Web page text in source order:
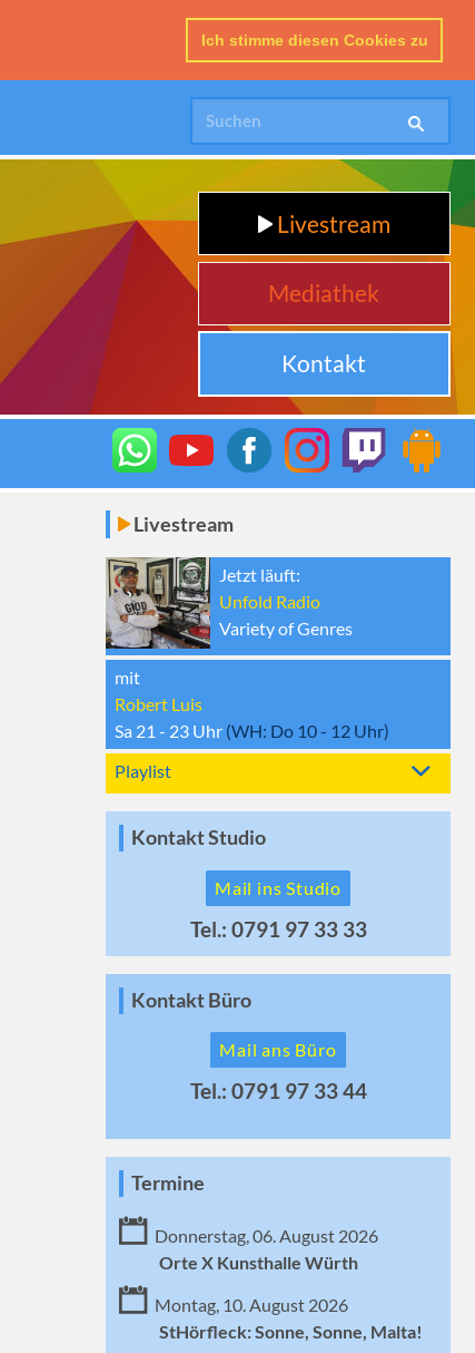
Ich stimme diesen Cookies zu
Livestream
Mediathek
Kontakt
Livestream
Jetzt läuft:
Unfold Radio
Variety of Genres
mit
Robert Luis
Sa 21 - 23 Uhr (WH: Do 10 - 12 Uhr)
Playlist
Kontakt Studio
Mail ins Studio
Tel.: 0791 97 33 33
Kontakt Büro
Mail ans Büro
Tel.: 0791 97 33 44
Termine
Donnerstag, 06. August 2026
Orte X Kunsthalle Würth
Montag, 10. August 2026
StHörfleck: Sonne, Sonne, Malta!